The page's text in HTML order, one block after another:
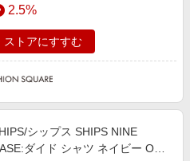
2.5%
ストアにすすむ
シップス SHIPS NINE
ダイド シャツ ネイビー ONE